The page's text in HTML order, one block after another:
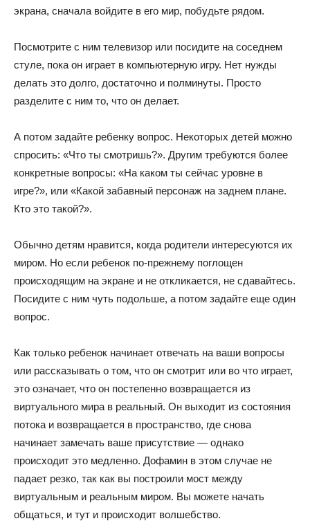
экрана, сначала войдите в его мир, побудьте рядом.
Посмотрите с ним телевизор или посидите на соседнем
стуле, пока он играет в компьютерную игру. Нет нужды
делать это долго, достаточно и полминуты. Просто
разделите с ним то, что он делает.
А потом задайте ребенку вопрос. Некоторых детей можно
спросить: «Что ты смотришь?». Другим требуются более
конкретные вопросы: «На каком ты сейчас уровне в
игре?», или «Какой забавный персонаж на заднем плане.
Кто это такой?».
Обычно детям нравится, когда родители интересуются их
миром. Но если ребенок по-прежнему поглощен
происходящим на экране и не откликается, не сдавайтесь.
Посидите с ним чуть подольше, а потом задайте еще один
вопрос.
Как только ребенок начинает отвечать на ваши вопросы
или рассказывать о том, что он смотрит или во что играет,
это означает, что он постепенно возвращается из
виртуального мира в реальный. Он выходит из состояния
потока и возвращается в пространство, где снова
начинает замечать ваше присутствие — однако
происходит это медленно. Дофамин в этом случае не
падает резко, так как вы построили мост между
виртуальным и реальным миром. Вы можете начать
общаться, и тут и происходит волшебство.